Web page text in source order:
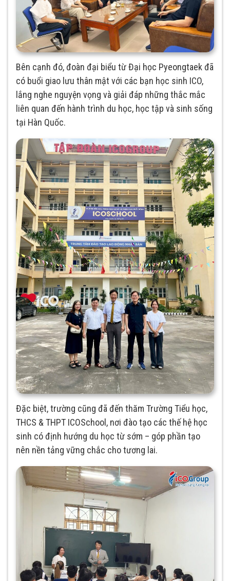
Bên cạnh đó, đoàn đại biểu từ Đại học Pyeongtaek đã
có buổi giao lưu thân mật với các bạn học sinh ICO,
lắng nghe nguyện vọng và giải đáp những thắc mắc
liên quan đến hành trình du học, học tập và sinh sống
tại Hàn Quốc.
Đặc biệt, trường cũng đã đến thăm Trường Tiểu học,
THCS & THPT ICOSchool, nơi đào tạo các thế hệ học
sinh có định hướng du học từ sớm – góp phần tạo
nên nền tảng vững chắc cho tương lai.